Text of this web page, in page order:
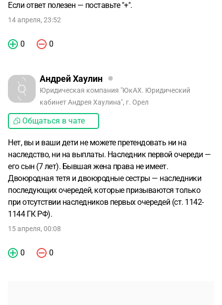
Если ответ полезен — поставьте "+".
14 апреля, 23:52
0 0
Андрей Хаулин
Юридическая компания "ЮкАХ. Юридический
кабинет Андрея Хаулина", г. Орел
Общаться в чате
Нет, вы и ваши дети не можете претендовать ни на
наследство, ни на выплаты. Наследник первой очереди —
его сын (7 лет). Бывшая жена права не имеет.
Двоюродная тетя и двоюродные сестры — наследники
последующих очередей, которые призываются только
при отсутствии наследников первых очередей (ст. 1142-
1144 ГК РФ).
15 апреля, 00:08
0 0